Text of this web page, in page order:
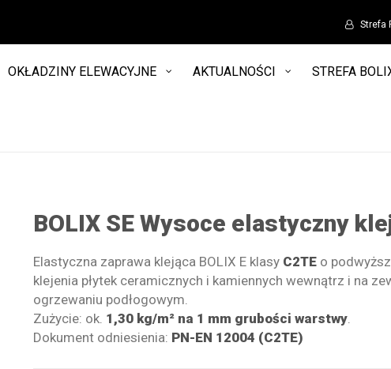
Strefa
OKŁADZINY ELEWACYJNE AKTUALNOŚCI STREFA
BOLIX SE Wysoce elastyczny
Elastyczna zaprawa klejąca BOLIX E klasy C2TE o
klejenia płytek ceramicznych i kamiennych wewnątrz i na
ogrzewaniu podłogowym.
Zużycie: ok. 1,30 kg/m² na 1 mm grubości warstwy.
Dokument odniesienia: PN-EN 12004 (C2TE)